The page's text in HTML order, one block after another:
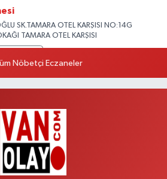
SK.TAMARA OTEL KARŞISI NO:14G
TAMARA OTEL KARŞISI
Yol Tarifi Al
OKYANUS GİYİM YANI NO:1
Nöbetçi Eczaneler